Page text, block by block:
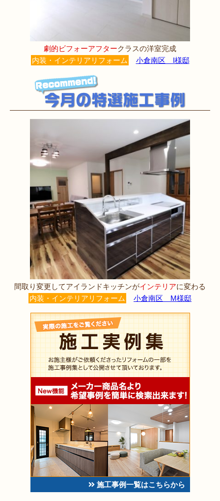
劇的ビフォーアフタークラスの洋室完成
内装・インテリアリフォーム
小倉南区 I様邸
間取り変更してアイランドキッチンがインテリアに変わる
内装・インテリアリフォーム
小倉南区 M様邸
施工事例一覧はこちらから